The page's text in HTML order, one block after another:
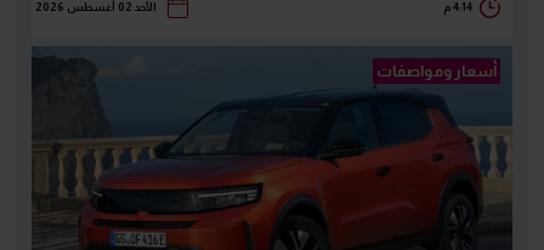
4:14 م الأحد 02 أغسطس 2026
أسعار ومواصفات